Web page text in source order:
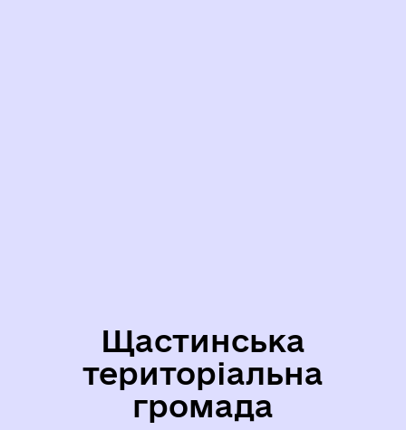
Щастинська
територіальна
громада